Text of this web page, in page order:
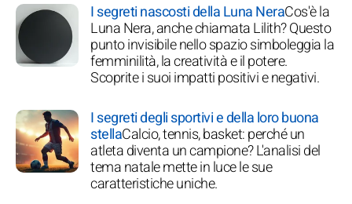
I segreti nascosti della Luna NeraCos'è la
Luna Nera, anche chiamata Lilith? Questo
punto invisibile nello spazio simboleggia la
femminilità, la creatività e il potere.
Scoprite i suoi impatti positivi e negativi.
I segreti degli sportivi e della loro buona
stellaCalcio, tennis, basket: perché un
atleta diventa un campione? L'analisi del
tema natale mette in luce le sue
caratteristiche uniche.